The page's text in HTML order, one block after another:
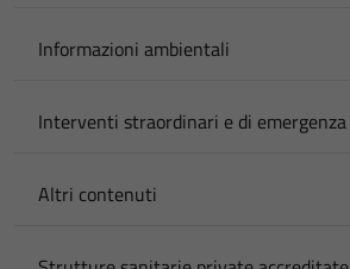
Informazioni ambientali
Interventi straordinari e di emergenza
Altri contenuti